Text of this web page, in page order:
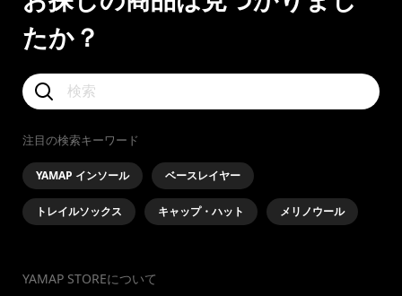
たか？
注目の検索キーワード
YAMAP インソール ベースレイヤー
トレイルソックス キャップ・ハット メリノウール
YAMAP STOREについて